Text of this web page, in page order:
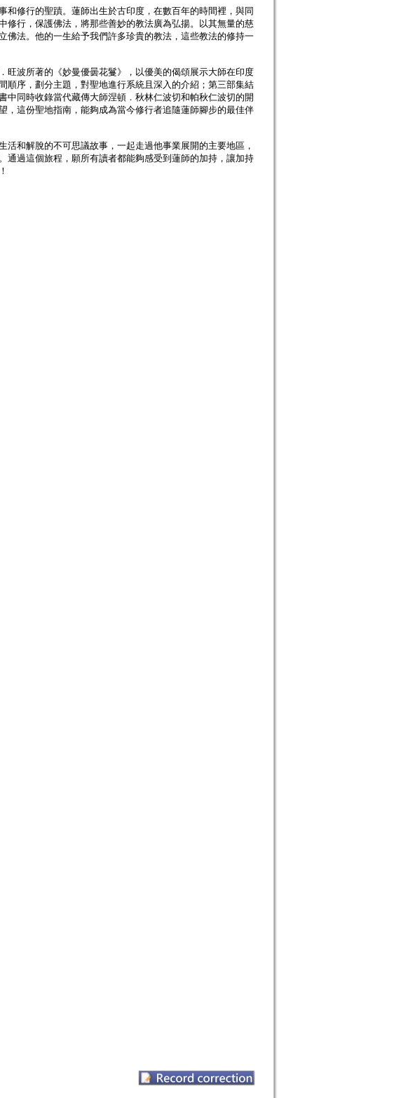
修行的聖蹟。蓮師出生於古印度，在數百年的時間裡，與同
修行，保護佛法，將那些善妙的教法廣為弘揚。以其無量的慈
佛法。他的一生給予我們許多珍貴的教法，這些教法的修持一
波所著的《妙曼優曇花鬘》，以優美的偈頌展示大師在印度
順序，劃分主題，對聖地進行系統且深入的介紹；第三部集結
中同時收錄當代藏傳大師涅頓．秋林仁波切和帕秋仁波切的開
，這份聖地指南，能夠成為當今修行者追隨蓮師腳步的最佳伴
和解脫的不可思議故事，一起走過他事業展開的主要地區，
通過這個旅程，願所有讀者都能夠感受到蓮師的加持，讓加持